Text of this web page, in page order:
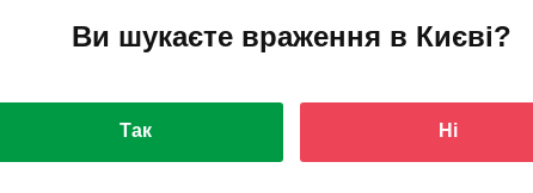
Ви шукаєте враження в Києві?
Так Ні